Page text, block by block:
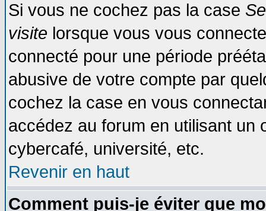
Si vous ne cochez pas la case
visite lorsque vous vous
connecté pour une période
abusive de votre compte par
cochez la case en vous
accédez au forum en utilisant un
cybercafé, université, etc.
Revenir en haut
Comment puis-je éviter que